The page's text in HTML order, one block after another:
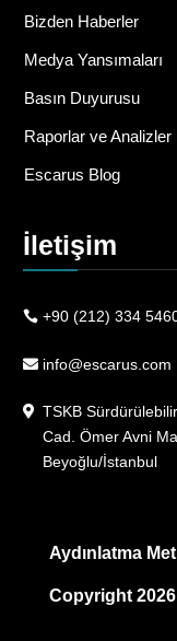
Bizden Haberler
Medya Yansımaları
Basın Duyurusu
Raporlar ve Analizler
Escarus Blog
İletişim
+90 (212) 334
info@escarus.com
TSKB
Cad. Ömer Avni
Beyoğlu/İstanbul
Aydınlatma
Copyright 2026